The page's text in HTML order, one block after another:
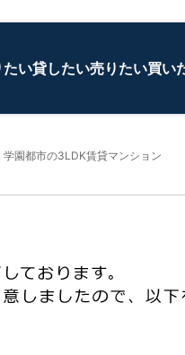
たい貸したい売りたい買い
園都市の3LDK賃貸マンション